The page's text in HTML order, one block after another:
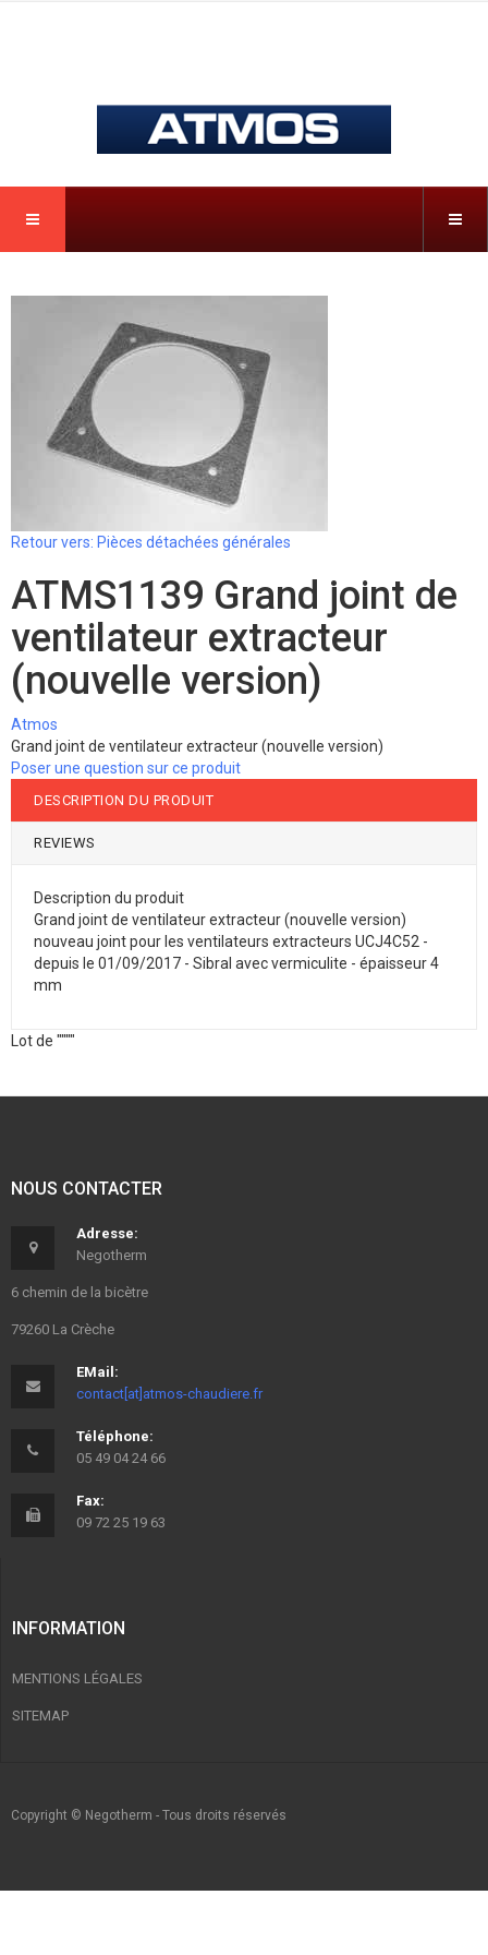
Retour vers: Pièces détachées générales
ATMS1139 Grand joint de
ventilateur extracteur
(nouvelle version)
Atmos
Grand joint de ventilateur extracteur (nouvelle version)
Poser une question sur ce produit
DESCRIPTION DU PRODUIT
REVIEWS
Description du produit
Grand joint de ventilateur extracteur (nouvelle version)
nouveau joint pour les ventilateurs extracteurs UCJ4C52 -
depuis le 01/09/2017 - Sibral avec vermiculite - épaisseur 4
mm
Lot de """"
NOUS CONTACTER
Adresse:
Negotherm
6 chemin de la bicètre
79260 La Crèche
EMail:
contact[at]atmos-chaudiere.fr
Téléphone:
05 49 04 24 66
Fax:
09 72 25 19 63
INFORMATION
MENTIONS LÉGALES
SITEMAP
Copyright © Negotherm - Tous droits réservés